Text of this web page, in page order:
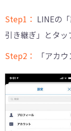
Step1： LINEの
引き継ぎ」とタッ
Step2：
「アカ